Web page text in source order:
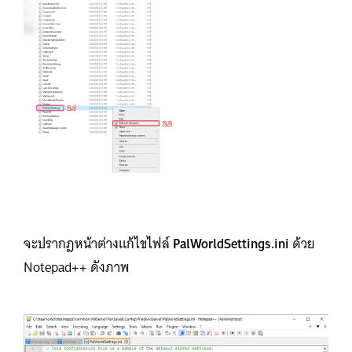
จะปรากฎหน้าต่างแก้ไขไฟล์PalWorldSettings.ini ด้วย
Notepad++ ดังภาพ